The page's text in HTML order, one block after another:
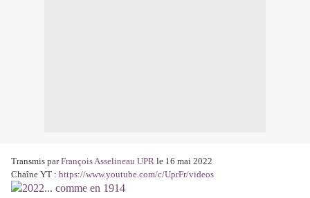
Transmis parFrançois Asselineau UPR le 16 mai 2022
Chaîne YT : https://www.youtube.com/c/UprFr/videos